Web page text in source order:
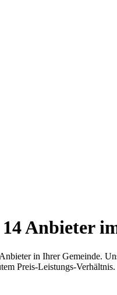
14Anbieter
in Ihrer Gemeinde.
Preis-Leistungs-Verhältnis.